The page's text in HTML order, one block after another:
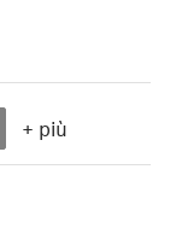
+ più